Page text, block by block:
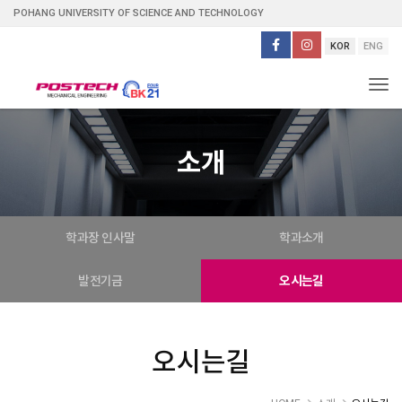
POHANG UNIVERSITY OF SCIENCE AND TECHNOLOGY
KOR ENG
소개
학과장 인사말 학과소개
발전기금 오시는길
오시는길